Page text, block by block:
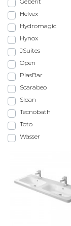
Helvex
Hydromagic
Hynox
JSuites
Open
PlasBar
Scarabeo
Sloan
Tecnobath
Toto
Wasser